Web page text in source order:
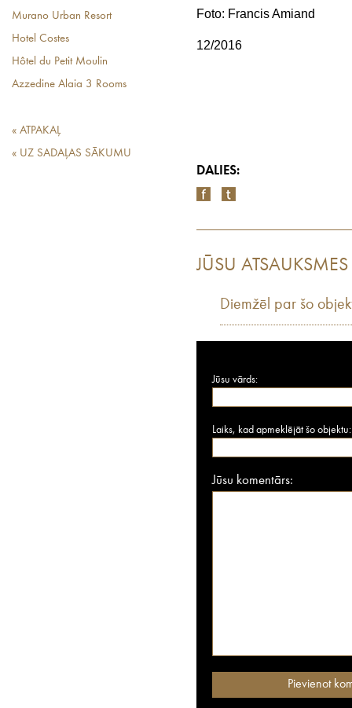
Murano Urban Resort
Hotel Costes
Hôtel du Petit Moulin
Azzedine Alaia 3 Rooms
« ATPAKAĻ
« UZ SADAĻAS SĀKUMU
Foto: Francis Amiand
12/2016
DALIES:
JŪSU ATSAUKSMES
Diemžēl par šo
Jūsu vārds:
Laiks, kad apmeklējāt šo objektu:
Jūsu komentārs: